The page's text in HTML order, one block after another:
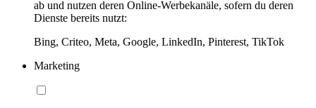
ab und nutzen deren Online-Werbekanäle, sofern du deren
Dienste bereits nutzt:
Bing, Criteo, Meta, Google, LinkedIn, Pinterest, TikTok
Marketing